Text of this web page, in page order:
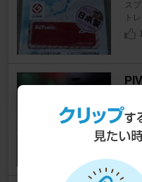
ス
ト
桂
3